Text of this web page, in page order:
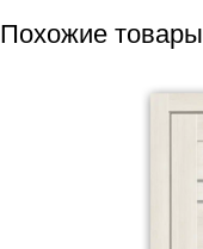
Похожие товары